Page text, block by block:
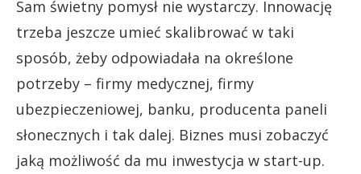
Sam świetny pomysł nie wystarczy. Innowację
trzeba jeszcze umieć skalibrować w taki
sposób, żeby odpowiadała na określone
potrzeby – firmy medycznej, firmy
ubezpieczeniowej, banku, producenta paneli
słonecznych i tak dalej. Biznes musi zobaczyć
jaką możliwość da mu inwestycja w start-up.